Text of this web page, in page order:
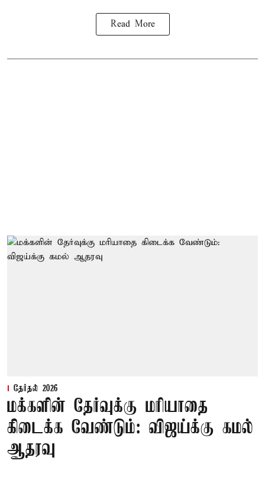
Read More
தேர்தல் 2026
மக்களின் தேர்வுக்கு மரியாதை
கிடைக்க வேண்டும்: விஜய்க்கு கமல்
ஆதரவு